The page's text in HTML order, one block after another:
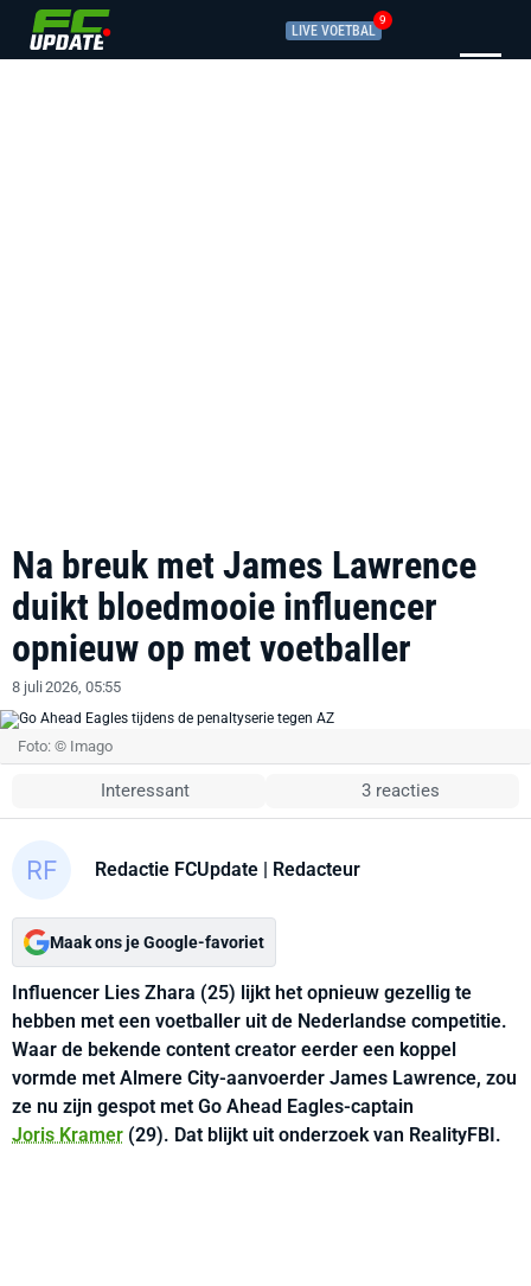
LIVE VOETBAL
9
Na breuk met James Lawrence
duikt bloedmooie influencer
opnieuw op met voetballer
8 juli 2026, 05:55
Foto: © Imago
Interessant 3 reacties
Redactie FCUpdate | Redacteur
Maak ons je Google-favoriet
Influencer Lies Zhara (25) lijkt het opnieuw gezellig te
hebben met een voetballer uit de Nederlandse competitie.
Waar de bekende content creator eerder een koppel
vormde met Almere City-aanvoerder James Lawrence, zou
ze nu zijn gespot met Go Ahead Eagles-captain
Joris Kramer (29). Dat blijkt uit onderzoek van RealityFBI.